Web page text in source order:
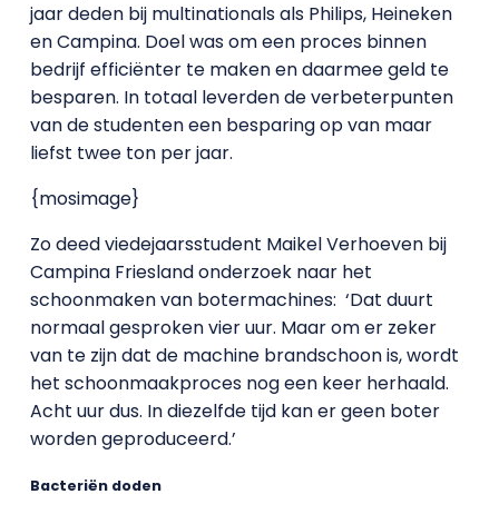
jaar deden bij multinationals als Philips, Heineken
en Campina. Doel was om een proces binnen
bedrijf efficiënter te maken en daarmee geld te
besparen. In totaal leverden de verbeterpunten
van de studenten een besparing op van maar
liefst twee ton per jaar.
{mosimage}
Zo deed viedejaarsstudent Maikel Verhoeven bij
Campina Friesland onderzoek naar het
schoonmaken van botermachines: ‘Dat duurt
normaal gesproken vier uur. Maar om er zeker
van te zijn dat de machine brandschoon is, wordt
het schoonmaakproces nog een keer herhaald.
Acht uur dus. In diezelfde tijd kan er geen boter
worden geproduceerd.’
Bacteriën doden